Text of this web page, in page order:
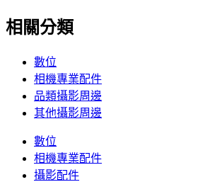
相關分類
數位
相機專業配件
品類攝影周邊
其他攝影周邊
數位
相機專業配件
攝影配件